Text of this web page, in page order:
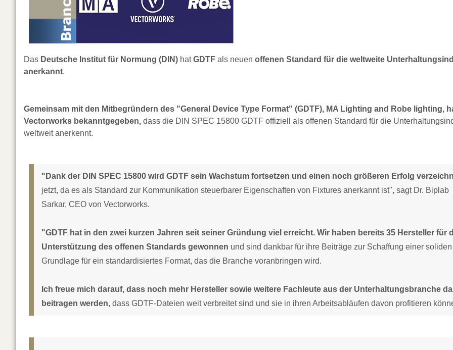
Das Deutsche Institut für Normung (DIN) hatGDTF als neuen offenen Standard für die weltweite
anerkannt.
Gemeinsam mit den Mitbegründern des "General Device Type Format" (GDTF), MA Lighting and Robe lighting,
Vectorworks bekanntgegeben, dass die DIN SPEC 15800 GDTF offiziell als offenen Standard für die
weltweit anerkennt.
"Dank der DIN SPEC 15800 wird GDTF sein Wachstum fortsetzen und einen noch größeren Erfolg
jetzt, da es als Standard zur Kommunikation steuerbarer Eigenschaften von Fixtures anerkannt ist", sagt Dr. Biplab
Sarkar, CEO von Vectorworks.
"GDTF hat in den zwei kurzen Jahren seit seiner Gründung viel erreicht. Wir haben bereits 35 Hersteller für
Unterstützung des offenen Standards gewonnen und sind dankbar für ihre Beiträge zur Schaffung einer soliden
Grundlage für ein standardisiertes Format, das die Branche voranbringen wird.
Ich freue mich darauf, dass noch mehr Hersteller sowie weitere Fachleute aus der Unterhaltungsbranche
beitragen werden, dass GDTF-Dateien weit verbreitet sind und sie in ihren Arbeitsabläufen davon profitieren